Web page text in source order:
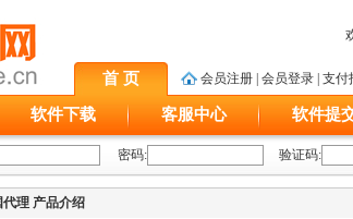
首 页 会员注册 会员登录 支付
软件下载 客服中心 软件提
密码: 验证码:
理 产品介绍